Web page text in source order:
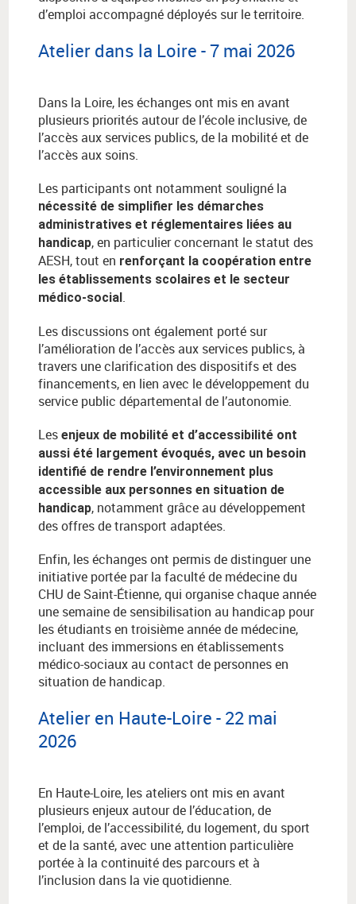
d’emploi accompagné déployés sur le territoire.
Atelier dans la Loire - 7 mai 2026
Dans la Loire, les échanges ont mis en avant
plusieurs priorités autour de l’école inclusive, de
l’accès aux services publics, de la mobilité et de
l’accès aux soins.
Les participants ont notamment souligné la
nécessité de simplifier les démarches
administratives et réglementaires liées au
handicap, en particulier concernant le statut des
AESH, tout en renforçant la coopération entre
les établissements scolaires et le secteur
médico-social.
Les discussions ont également porté sur
l’amélioration de l’accès aux services publics, à
travers une clarification des dispositifs et des
financements, en lien avec le développement du
service public départemental de l’autonomie.
Les enjeux de mobilité et d’accessibilité ont
aussi été largement évoqués, avec un besoin
identifié de rendre l’environnement plus
accessible aux personnes en situation de
handicap, notamment grâce au développement
des offres de transport adaptées.
Enfin, les échanges ont permis de distinguer une
initiative portée par la faculté de médecine du
CHU de Saint-Étienne, qui organise chaque année
une semaine de sensibilisation au handicap pour
les étudiants en troisième année de médecine,
incluant des immersions en établissements
médico-sociaux au contact de personnes en
situation de handicap.
Atelier en Haute-Loire - 22 mai
2026
En Haute-Loire, les ateliers ont mis en avant
plusieurs enjeux autour de l’éducation, de
l’emploi, de l’accessibilité, du logement, du sport
et de la santé, avec une attention particulière
portée à la continuité des parcours et à
l’inclusion dans la vie quotidienne.